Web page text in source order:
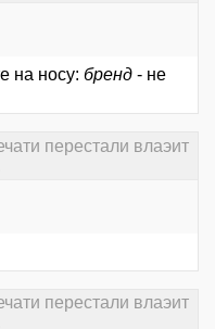
на носу: бренд - не
перестали влаэит
перестали влаэит